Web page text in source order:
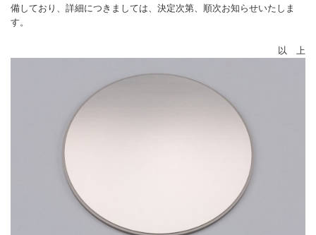
備しており、詳細につきましては、決定次第、順次お知らせいたしま
す。
以 上